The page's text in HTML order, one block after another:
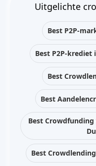
Uitgelichte
Best P2P-
Best P2P-
Best
Best
Best
Best